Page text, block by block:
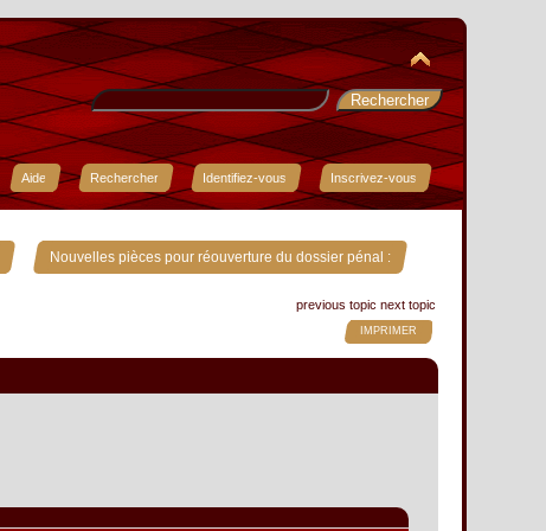
Aide Rechercher Identifiez-vous Inscrivez-vous
» Nouvelles pièces pour réouverture du dossier pénal :
previous topic next topic
IMPRIMER